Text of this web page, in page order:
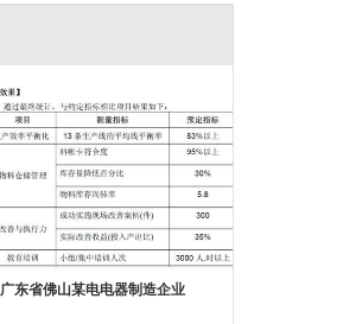
广东省佛山某电电器制造企业